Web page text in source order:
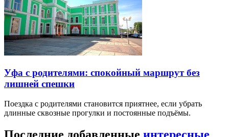
Уфа с родителями: спокойный маршрут без
лишней спешки
Поездка с родителями становится приятнее, если убрать
длинные сквозные прогулки и постоянные подъёмы.
Последние добавленные интересные